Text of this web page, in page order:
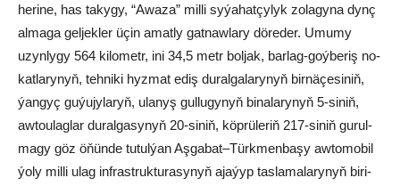
he­ri­ne, has ta­ky­gy, “Awa­za” mil­li sy­ýa­hat­çy­lyk zo­la­gy­na dynç
al­ma­ga gel­jek­ler üçin amat­ly gat­naw­la­ry dö­re­der. Umu­my
uzyn­ly­gy 564 ki­lo­met­r, ini 34,5 metr bol­jak, bar­lag-goý­be­riş no­
kat­la­ry­nyň, teh­ni­ki hyz­mat ediş du­ral­ga­la­ry­nyň bir­nä­çe­si­niň,
ýan­gyç gu­ýu­jy­la­ryň, ula­nyş gul­lu­gy­nyň bi­na­la­ry­nyň 5-si­niň,
aw­tou­lag­lar du­ral­ga­sy­nyň 20-si­niň, köp­rü­le­riň 217-si­niň gu­rul­
ma­gy göz öňün­de tu­tul­ýan Aş­ga­bat–Türk­men­ba­şy aw­to­mo­bil
ýo­ly mil­li ulag inf­rast­ruk­tu­ra­sy­nyň aja­ýyp tas­la­ma­la­ry­nyň bi­ri­